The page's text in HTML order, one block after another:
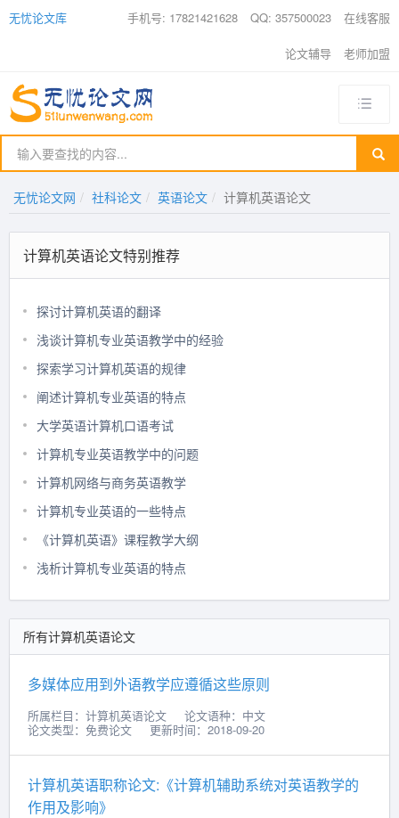
无忧论文库 手机号: 17821421628 QQ: 357500023 在线客服
论文辅导 老师加盟
无忧论文网 社科论文 英语论文 计算机英语论文
计算机英语论文特别推荐
探讨计算机英语的翻译
浅谈计算机专业英语教学中的经验
探索学习计算机英语的规律
阐述计算机专业英语的特点
大学英语计算机口语考试
计算机专业英语教学中的问题
计算机网络与商务英语教学
计算机专业英语的一些特点
《计算机英语》课程教学大纲
浅析计算机专业英语的特点
所有计算机英语论文
多媒体应用到外语教学应遵循这些原则
所属栏目：计算机英语论文
论文语种：中文
论文类型：免费论文
更新时间：2018-09-20
计算机英语职称论文:《计算机辅助系统对英语教学的
作用及影响》